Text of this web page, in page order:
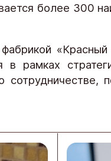
более 300
в рамках